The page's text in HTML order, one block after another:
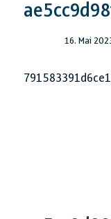
16. Mai